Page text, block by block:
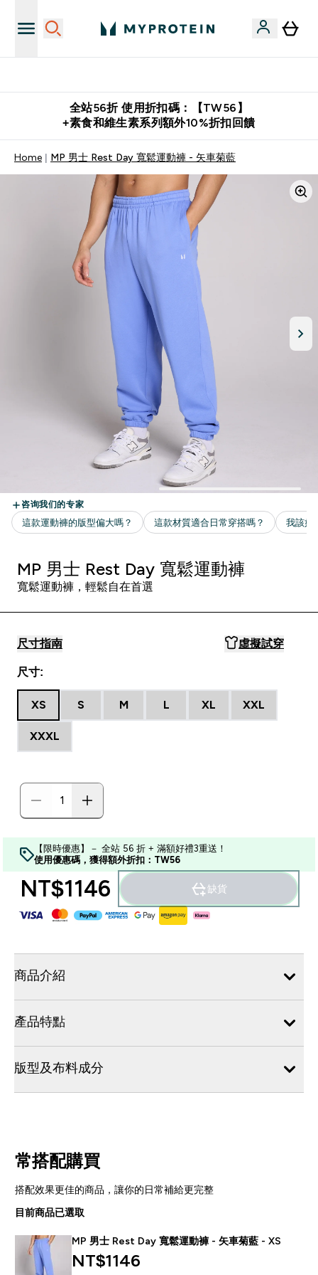
全站56折 使用折扣碼：【TW56】
+素食和維生素系列額外10%折扣回饋
Home MP 男士 Rest Day 寬鬆運動褲 - 矢車菊藍
MP 男士 Rest Day 寬鬆運動褲
寬鬆運動褲，輕鬆自在首選
尺寸指南 虛擬試穿
尺寸:
XS S M L XL XXL
XXXL
【限時優惠】－ 全站 56 折 + 滿額好禮3重送！
使用優惠碼，獲得額外折扣：TW56
NT$1146‎ 缺貨
商品介紹
產品特點
版型及布料成分
常搭配購買
搭配效果更佳的商品，讓你的日常補給更完整
目前商品已選取
MP 男士 Rest Day 寬鬆運動褲 - 矢車菊藍 - XS
NT$1146‎